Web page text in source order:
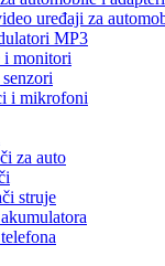
uređaji za
MP3
i monitori
i mikrofoni
za auto
struje